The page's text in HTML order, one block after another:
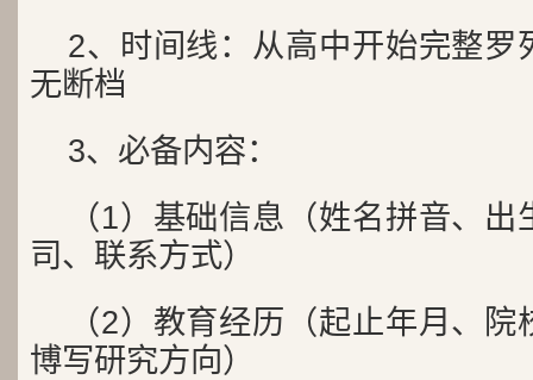
2、时间线：从高中开始完整罗
无断档
3、必备内容：
（1）基础信息（姓名拼音、
司、联系方式）
（2）教育经历（起止年月、
博写研究方向）